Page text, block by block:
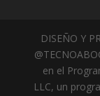
DISEÑO Y
en el
LLC, un